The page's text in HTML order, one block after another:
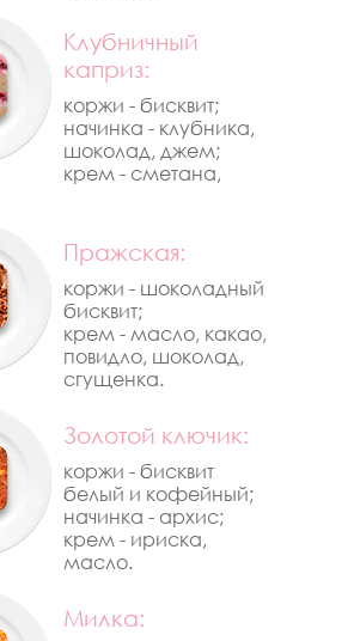
Клубничный
каприз:
коржи - бисквит;
начинка - клубника,
шоколад, джем;
крем - сметана,
Пражская:
коржи - шоколадный
бисквит;
крем - масло, какао,
повидло, шоколад,
сгущенка.
Золотой ключик:
коржи - бисквит
белый и кофейный;
начинка - архис;
крем - ириска,
масло.
Милка: